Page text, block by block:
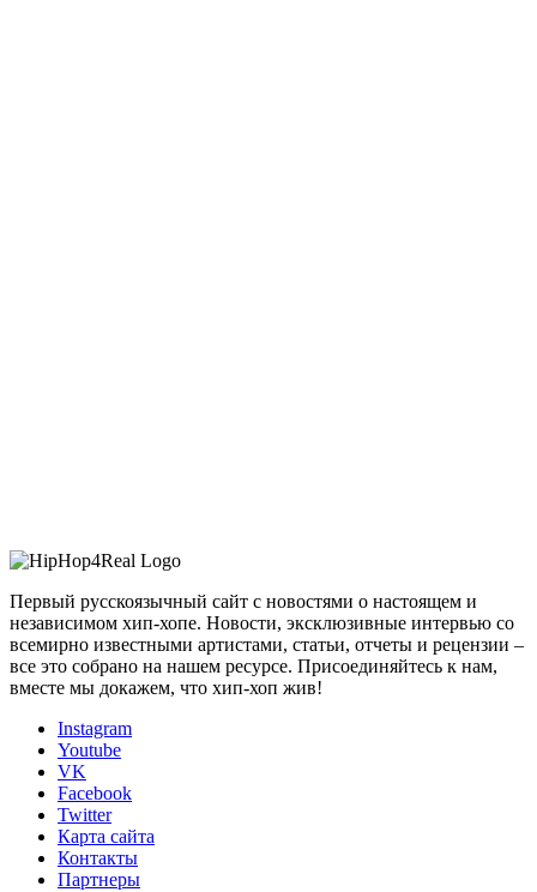
Первый русскоязычный сайт с новостями о настоящем и
независимом хип-хопе. Новости, эксклюзивные интервью со
всемирно известными артистами, статьи, отчеты и рецензии –
все это собрано на нашем ресурсе. Присоединяйтесь к нам,
вместе мы докажем, что хип-хоп жив!
Instagram
Youtube
VK
Facebook
Twitter
Карта сайта
Контакты
Партнеры